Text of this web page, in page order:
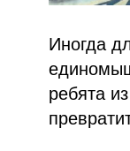
Иногда
ребята